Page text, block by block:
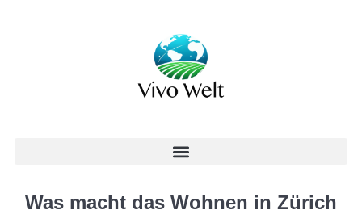
Was macht das Wohnen in Zürich